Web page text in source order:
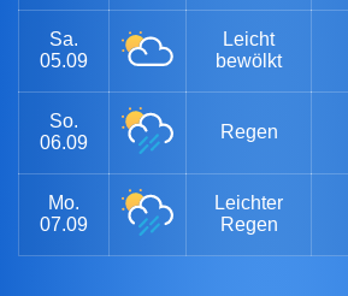
Sa.
05.09
Leicht
bewölkt
So.
06.09
Regen
Mo.
07.09
Leichter
Regen